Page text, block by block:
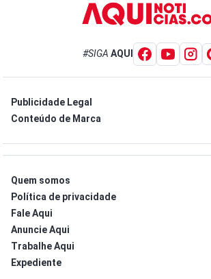
#SIGA AQUI
Publicidade Legal
Conteúdo de Marca
Quem somos
Política de privacidade
Fale Aqui
Anuncie Aqui
Trabalhe Aqui
Expediente